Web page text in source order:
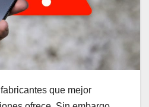
que mejor